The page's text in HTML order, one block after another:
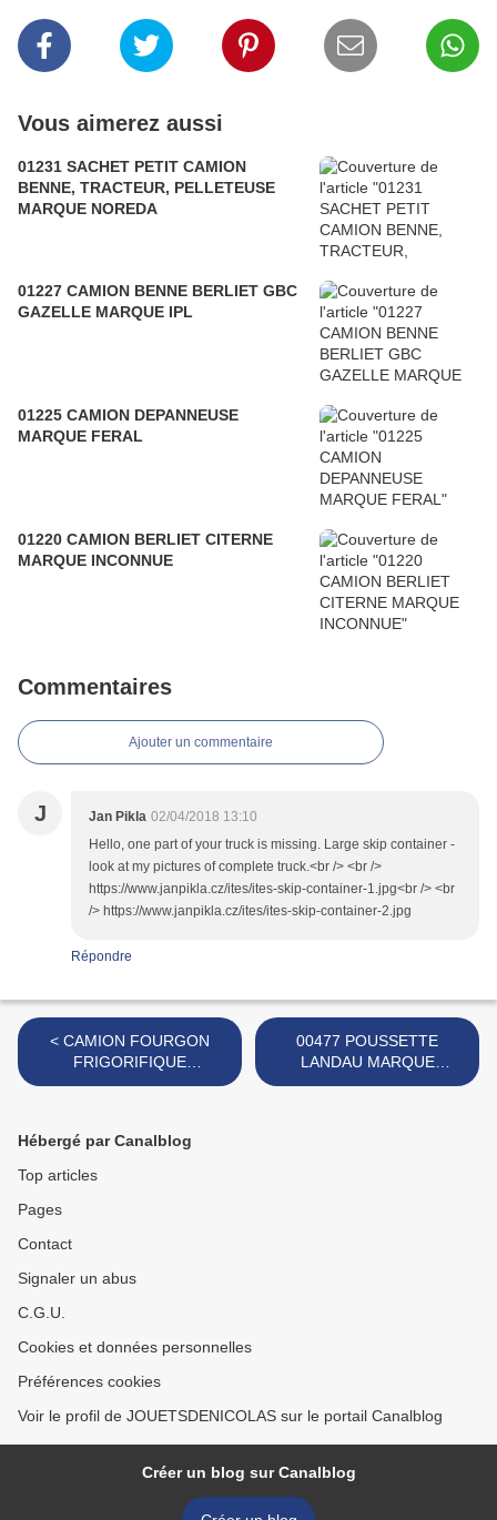
Vous aimerez aussi
01231 SACHET PETIT CAMION
BENNE, TRACTEUR, PELLETEUSE
MARQUE NOREDA
01227 CAMION BENNE BERLIET GBC
GAZELLE MARQUE IPL
01225 CAMION DEPANNEUSE
MARQUE FERAL
01220 CAMION BERLIET CITERNE
MARQUE INCONNUE
Commentaires
Ajouter un commentaire
J Jan Pikla 02/04/2018 13:10
Hello, one part of your truck is missing. Large skip container -
look at my pictures of complete truck.<br /> <br />
https://www.janpikla.cz/ites/ites-skip-container-1.jpg<br /> <br
/> https://www.janpikla.cz/ites/ites-skip-container-2.jpg
Répondre
< CAMION FOURGON
FRIGORIFIQUE
HENSCHEL MARQUE
00477 POUSSETTE
LANDAU MARQUE
INCONNUE >
Hébergé par Canalblog
Top articles
Pages
Contact
Signaler un abus
C.G.U.
Cookies et données personnelles
Préférences cookies
Voir le profil de JOUETSDENICOLAS sur le portail Canalblog
Créer un blog sur Canalblog